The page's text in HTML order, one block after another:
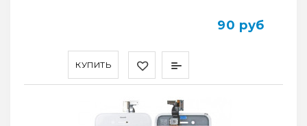
КУПИТЬ
90 руб